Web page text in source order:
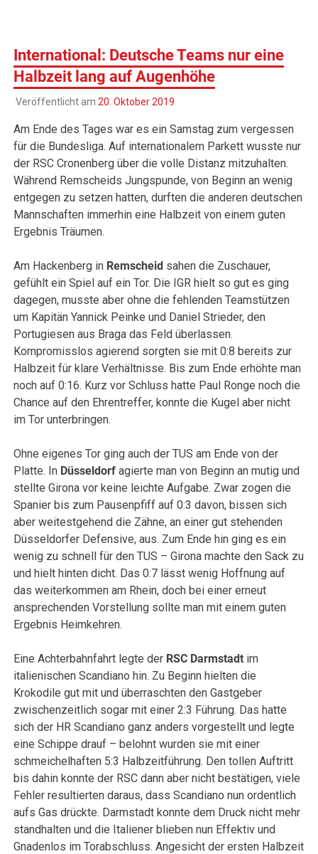
International: Deutsche Teams nur eine
Halbzeit lang auf Augenhöhe
Veröffentlicht am 20. Oktober 2019
Am Ende des Tages war es ein Samstag zum vergessen
für die Bundesliga. Auf internationalem Parkett wusste nur
der RSC Cronenberg über die volle Distanz mitzuhalten.
Während Remscheids Jungspunde, von Beginn an wenig
entgegen zu setzen hatten, durften die anderen deutschen
Mannschaften immerhin eine Halbzeit von einem guten
Ergebnis Träumen.
Am Hackenberg in Remscheid sahen die Zuschauer,
gefühlt ein Spiel auf ein Tor. Die IGR hielt so gut es ging
dagegen, musste aber ohne die fehlenden Teamstützen
um Kapitän Yannick Peinke und Daniel Strieder, den
Portugiesen aus Braga das Feld überlassen.
Kompromisslos agierend sorgten sie mit 0:8 bereits zur
Halbzeit für klare Verhältnisse. Bis zum Ende erhöhte man
noch auf 0:16. Kurz vor Schluss hatte Paul Ronge noch die
Chance auf den Ehrentreffer, konnte die Kugel aber nicht
im Tor unterbringen.
Ohne eigenes Tor ging auch der TUS am Ende von der
Platte. In Düsseldorfagierte man von Beginn an mutig und
stellte Girona vor keine leichte Aufgabe. Zwar zogen die
Spanier bis zum Pausenpfiff auf 0:3 davon, bissen sich
aber weitestgehend die Zähne, an einer gut stehenden
Düsseldorfer Defensive, aus. Zum Ende hin ging es ein
wenig zu schnell für den TUS – Girona machte den Sack zu
und hielt hinten dicht. Das 0:7 lässt wenig Hoffnung auf
das weiterkommen am Rhein, doch bei einer erneut
ansprechenden Vorstellung sollte man mit einem guten
Ergebnis Heimkehren.
Eine Achterbahnfahrt legte der RSC Darmstadt im
italienischen Scandiano hin. Zu Beginn hielten die
Krokodile gut mit und überraschten den Gastgeber
zwischenzeitlich sogar mit einer 2:3 Führung. Das hatte
sich der HR Scandiano ganz anders vorgestellt und legte
eine Schippe drauf – belohnt wurden sie mit einer
schmeichelhaften 5:3 Halbzeitführung. Den tollen Auftritt
bis dahin konnte der RSC dann aber nicht bestätigen, viele
Fehler resultierten daraus, dass Scandiano nun ordentlich
aufs Gas drückte. Darmstadt konnte dem Druck nicht mehr
standhalten und die Italiener blieben nun Effektiv und
Gnadenlos im Torabschluss. Angesicht der ersten Halbzeit